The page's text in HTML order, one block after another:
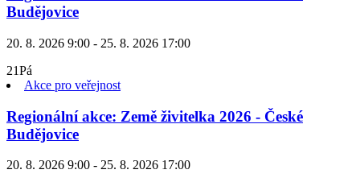
Budějovice
20. 8. 2026 9:00 - 25. 8. 2026 17:00
21Pá
Akce pro veřejnost
Regionální akce: Země živitelka 2026 - České
Budějovice
20. 8. 2026 9:00 - 25. 8. 2026 17:00